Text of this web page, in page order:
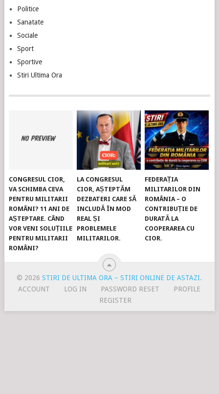
Politice
Sanatate
Sociale
Sport
Sportive
Stiri Ultima Ora
CONGRESUL CIOR,
VA SCHIMBA CEVA
PENTRU MILITARII
ROMÂNI? 11 ANI DE
AȘTEPTARE. CÂND
VOR VENI SOLUȚIILE
PENTRU MILITARII
ROMÂNI?
LA CONGRESUL
CIOR, AȘTEPTĂM
DEZBATERI CARE SĂ
INCLUDĂ ÎN MOD
REAL ȘI
PROBLEMELE
MILITARILOR.
FEDERAȚIA
MILITARILOR DIN
ROMÂNIA – O
CONTRIBUȚIE DE
DURATĂ LA
COOPERAREA CU
CIOR.
© 2026STIRI DE ULTIMA ORA – STIRI ONLINE DE ASTAZI.
ACCOUNT
LOG IN PASSWORD RESET
PROFILE
REGISTER